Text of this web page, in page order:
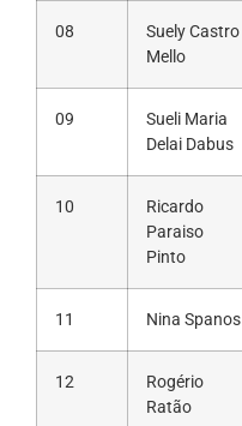
08
Suely Castro
Mello
09
Sueli Maria
Delai Dabus
10
Ricardo
Paraiso
Pinto
11 Nina Spanos
12
Rogério
Ratão